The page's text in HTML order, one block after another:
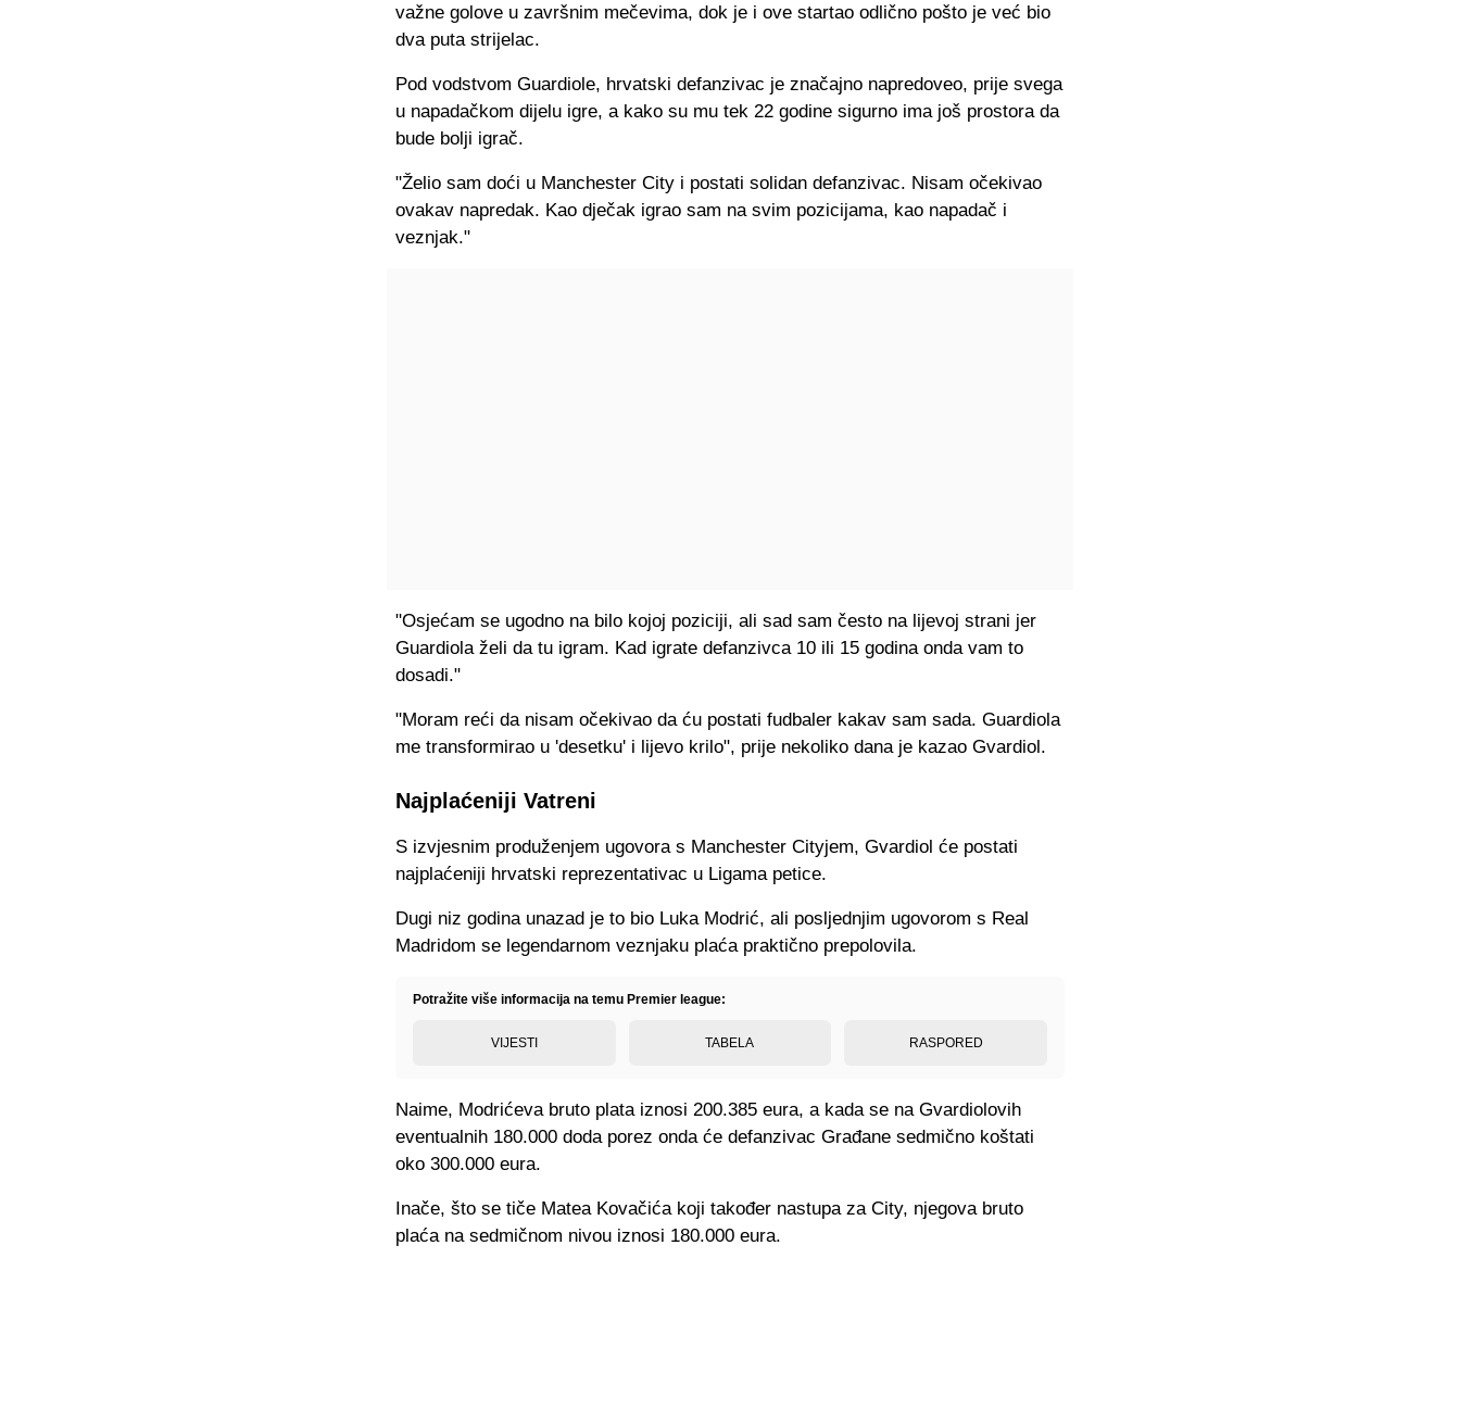
važne golove u završnim mečevima, dok je i ove startao odlično pošto je već bio
dva puta strijelac.
Pod vodstvom Guardiole, hrvatski defanzivac je značajno napredoveo, prije svega
u napadačkom dijelu igre, a kako su mu tek 22 godine sigurno ima još prostora da
bude bolji igrač.
"Želio sam doći u Manchester City i postati solidan defanzivac. Nisam očekivao
ovakav napredak. Kao dječak igrao sam na svim pozicijama, kao napadač i
veznjak."
"Osjećam se ugodno na bilo kojoj poziciji, ali sad sam često na lijevoj strani jer
Guardiola želi da tu igram. Kad igrate defanzivca 10 ili 15 godina onda vam to
dosadi."
"Moram reći da nisam očekivao da ću postati fudbaler kakav sam sada. Guardiola
me transformirao u 'desetku' i lijevo krilo", prije nekoliko dana je kazao Gvardiol.
Najplaćeniji Vatreni
S izvjesnim produženjem ugovora s Manchester Cityjem, Gvardiol će postati
najplaćeniji hrvatski reprezentativac u Ligama petice.
Dugi niz godina unazad je to bio Luka Modrić, ali posljednjim ugovorom s Real
Madridom se legendarnom veznjaku plaća praktično prepolovila.
Potražite više informacija na temu Premier league:
VIJESTI TABELA RASPORED
Naime, Modrićeva bruto plata iznosi 200.385 eura, a kada se na Gvardiolovih
eventualnih 180.000 doda porez onda će defanzivac Građane sedmično koštati
oko 300.000 eura.
Inače, što se tiče Matea Kovačića koji također nastupa za City, njegova bruto
plaća na sedmičnom nivou iznosi 180.000 eura.